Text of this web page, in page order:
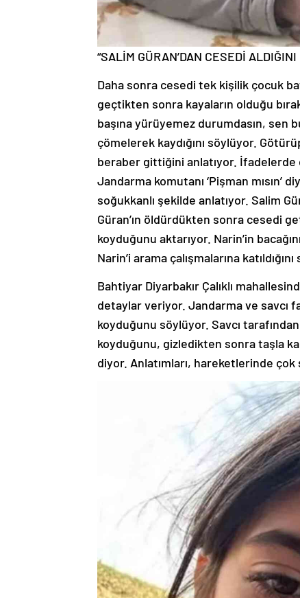
“SALİM GÜRAN’DAN CESEDİ
Daha sonra cesedi tek kişilik çocuk
geçtikten sonra kayaların olduğu
başına yürüyemez durumdasın, sen
çömelerek kaydığını söylüyor.
beraber gittiğini anlatıyor. İfadelerde
Jandarma komutanı ‘Pişman mısın’
soğukkanlı şekilde anlatıyor. Salim
Güran’ın öldürdükten sonra cesedi
koyduğunu aktarıyor. Narin’in
Narin’i arama çalışmalarına
Bahtiyar Diyarbakır Çalıklı
detaylar veriyor. Jandarma ve savcı
koyduğunu söylüyor. Savcı
koyduğunu, gizledikten sonra taşla
diyor. Anlatımları, hareketlerinde